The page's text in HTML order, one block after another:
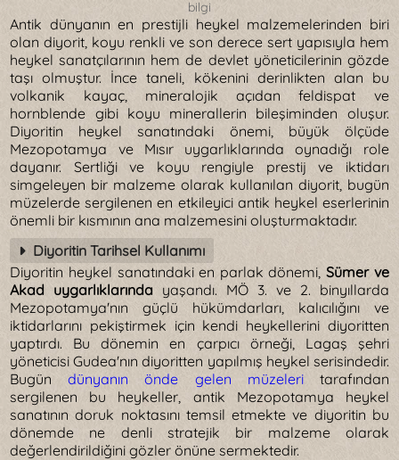
bilgi
Antik dünyanın en prestijli heykel malzemelerinden biri
olan diyorit, koyu renkli ve son derece sert yapısıyla hem
heykel sanatçılarının hem de devlet yöneticilerinin gözde
taşı olmuştur. İnce taneli, kökenini derinlikten alan bu
volkanik kayaç, mineralojik açıdan feldispat ve
hornblende gibi koyu minerallerin bileşiminden oluşur.
Diyoritin heykel sanatındaki önemi, büyük ölçüde
Mezopotamya ve Mısır uygarlıklarında oynadığı role
dayanır. Sertliği ve koyu rengiyle prestij ve iktidarı
simgeleyen bir malzeme olarak kullanılan diyorit, bugün
müzelerde sergilenen en etkileyici antik heykel eserlerinin
önemli bir kısmının ana malzemesini oluşturmaktadır.
Diyoritin Tarihsel Kullanımı
Diyoritin heykel sanatındaki en parlak dönemi,Sümer ve
Akad uygarlıklarında yaşandı. MÖ 3. ve 2. binyıllarda
Mezopotamya'nın güçlü hükümdarları, kalıcılığını ve
iktidarlarını pekiştirmek için kendi heykellerini diyoritten
yaptırdı. Bu dönemin en çarpıcı örneği, Lagaş şehri
yöneticisi Gudea'nın diyoritten yapılmış heykel serisindedir.
Bugündünyanın önde gelen müzeleritarafından
sergilenen bu heykeller, antik Mezopotamya heykel
sanatının doruk noktasını temsil etmekte ve diyoritin bu
dönemde ne denli stratejik bir malzeme olarak
değerlendirildiğini gözler önüne sermektedir.